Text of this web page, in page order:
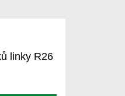
linky R26